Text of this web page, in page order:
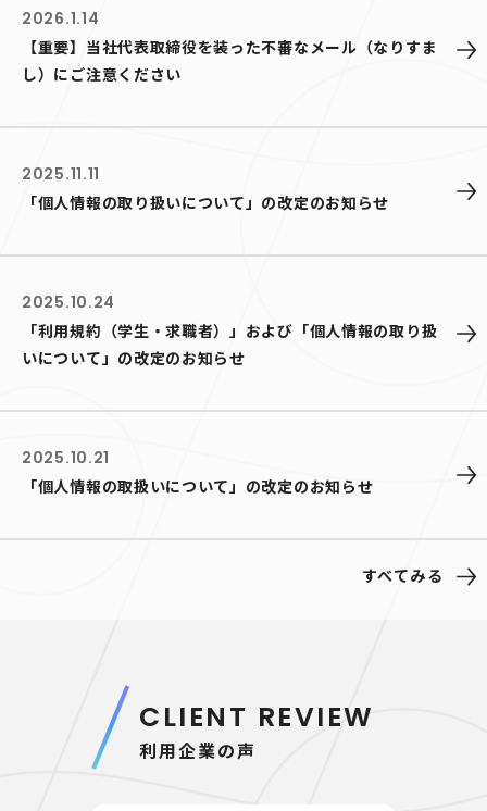
2026.1.14
【重要】当社代表取締役を装った不審なメール（なりすま
し）にご注意ください
2025.11.11
「個人情報の取り扱いについて」の改定のお知らせ
2025.10.24
「利用規約（学生・求職者）」および「個人情報の取り扱
いについて」の改定のお知らせ
2025.10.21
「個人情報の取扱いについて」の改定のお知らせ
すべてみる
CLIENT REVIEW
利用企業の声